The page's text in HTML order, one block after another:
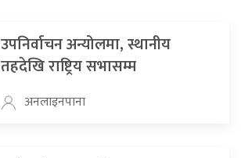
उपनिर्वाचन अन्योलमा, स्थानीय
तहदेखि राष्ट्रिय सभासम्म
अनलाइनपाना